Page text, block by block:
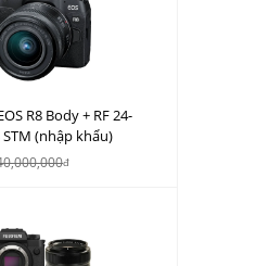
R8 Body + RF 24-
STM (nhập khẩu)
đ